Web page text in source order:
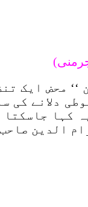
‘‘ محض ایک
دلانے کی
کہا
الدین